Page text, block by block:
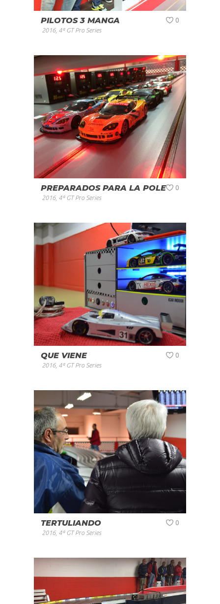
PILOTOS 3 MANGA
2016, 4ª GT Pro Series
0
PREPARADOS PARA LA POLE
2016, 4ª GT Pro Series
0
QUE VIENE
2016, 4ª GT Pro Series
0
TERTULIANDO
2016, 4ª GT Pro Series
0